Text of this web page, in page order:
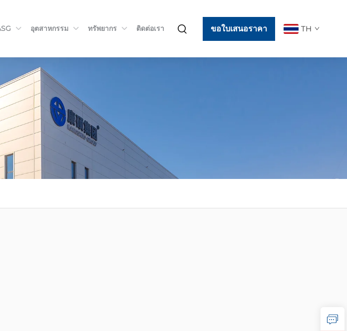
อุตสาหกรรม ทรัพยากร ติดต่อเรา ขอใบเสนอราคา TH